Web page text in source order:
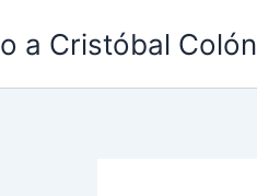
a Cristóbal Colón